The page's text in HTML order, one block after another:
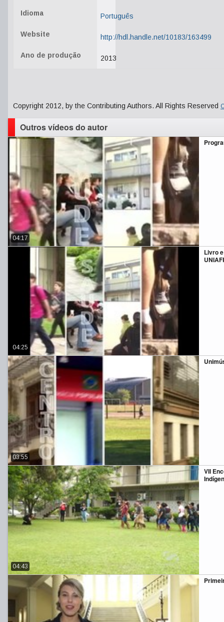
Idioma Português
Website http://hdl.handle.net/10183/163499
Ano de produção 2013
Copyright 2012, by the Contributing Authors. All Rights Reserved
Outros vídeos do autor
04:17
Livro
04:25
03:55
VII
04:43